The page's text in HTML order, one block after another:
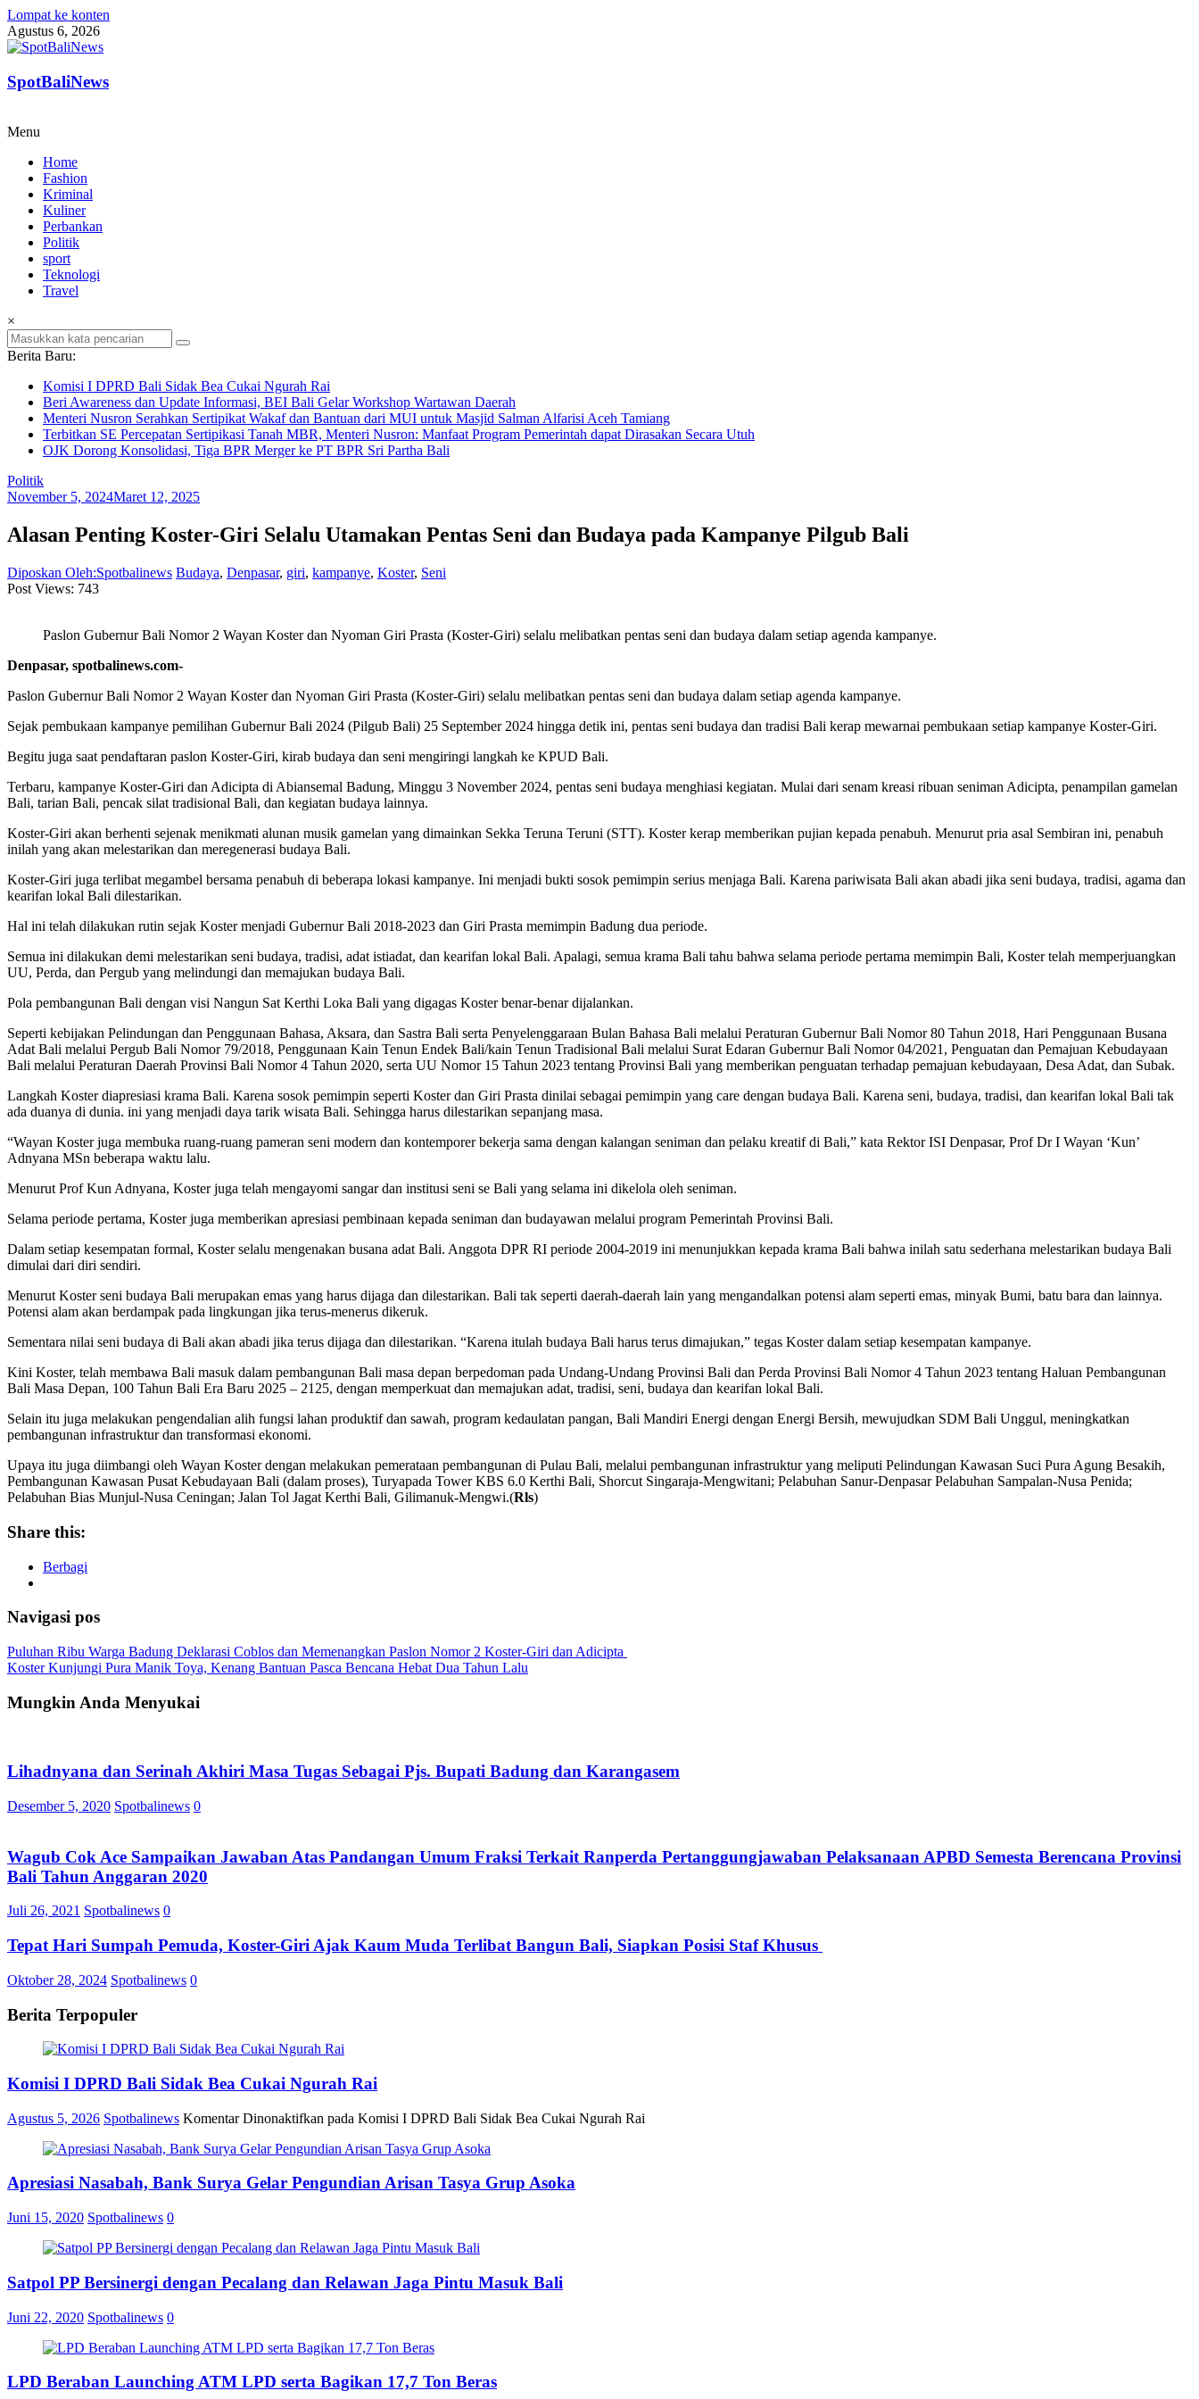
Lompat ke konten
Agustus 6, 2026
SpotBaliNews
Menu
Home
Fashion
Kriminal
Kuliner
Perbankan
Politik
sport
Teknologi
Travel
×
Berita Baru:
Komisi I DPRD Bali Sidak Bea Cukai Ngurah Rai
Beri Awareness dan Update Informasi, BEI Bali Gelar Workshop Wartawan Daerah
Menteri Nusron Serahkan Sertipikat Wakaf dan Bantuan dari MUI untuk Masjid Salman Alfarisi Aceh Tamiang
Terbitkan SE Percepatan Sertipikasi Tanah MBR, Menteri Nusron: Manfaat Program Pemerintah dapat Dirasakan Secara Utuh
OJK Dorong Konsolidasi, Tiga BPR Merger ke PT BPR Sri Partha Bali
Politik
November 5, 2024Maret 12, 2025
Alasan Penting Koster-Giri Selalu Utamakan Pentas Seni dan Budaya pada Kampanye Pilgub Bali
Diposkan Oleh:Spotbalinews Budaya, Denpasar, giri, kampanye, Koster, Seni
Post Views: 743
Paslon Gubernur Bali Nomor 2 Wayan Koster dan Nyoman Giri Prasta (Koster-Giri) selalu melibatkan pentas seni dan budaya dalam setiap agenda kampanye.
Denpasar, spotbalinews.com-
Paslon Gubernur Bali Nomor 2 Wayan Koster dan Nyoman Giri Prasta (Koster-Giri) selalu melibatkan pentas seni dan budaya dalam setiap agenda kampanye.
Sejak pembukaan kampanye pemilihan Gubernur Bali 2024 (Pilgub Bali) 25 September 2024 hingga detik ini, pentas seni budaya dan tradisi Bali kerap mewarnai pembukaan setiap kampanye Koster-Giri.
Begitu juga saat pendaftaran paslon Koster-Giri, kirab budaya dan seni mengiringi langkah ke KPUD Bali.
Terbaru, kampanye Koster-Giri dan Adicipta di Abiansemal Badung, Minggu 3 November 2024, pentas seni budaya menghiasi kegiatan. Mulai dari senam kreasi ribuan seniman Adicipta, penampilan gamelan
Bali, tarian Bali, pencak silat tradisional Bali, dan kegiatan budaya lainnya.
Koster-Giri akan berhenti sejenak menikmati alunan musik gamelan yang dimainkan Sekka Teruna Teruni (STT). Koster kerap memberikan pujian kepada penabuh. Menurut pria asal Sembiran ini, penabuh
inilah yang akan melestarikan dan meregenerasi budaya Bali.
Koster-Giri juga terlibat megambel bersama penabuh di beberapa lokasi kampanye. Ini menjadi bukti sosok pemimpin serius menjaga Bali. Karena pariwisata Bali akan abadi jika seni budaya, tradisi, agama dan
kearifan lokal Bali dilestarikan.
Hal ini telah dilakukan rutin sejak Koster menjadi Gubernur Bali 2018-2023 dan Giri Prasta memimpin Badung dua periode.
Semua ini dilakukan demi melestarikan seni budaya, tradisi, adat istiadat, dan kearifan lokal Bali. Apalagi, semua krama Bali tahu bahwa selama periode pertama memimpin Bali, Koster telah memperjuangkan
UU, Perda, dan Pergub yang melindungi dan memajukan budaya Bali.
Pola pembangunan Bali dengan visi Nangun Sat Kerthi Loka Bali yang digagas Koster benar-benar dijalankan.
Seperti kebijakan Pelindungan dan Penggunaan Bahasa, Aksara, dan Sastra Bali serta Penyelenggaraan Bulan Bahasa Bali melalui Peraturan Gubernur Bali Nomor 80 Tahun 2018, Hari Penggunaan Busana
Adat Bali melalui Pergub Bali Nomor 79/2018, Penggunaan Kain Tenun Endek Bali/kain Tenun Tradisional Bali melalui Surat Edaran Gubernur Bali Nomor 04/2021, Penguatan dan Pemajuan Kebudayaan
Bali melalui Peraturan Daerah Provinsi Bali Nomor 4 Tahun 2020, serta UU Nomor 15 Tahun 2023 tentang Provinsi Bali yang memberikan penguatan terhadap pemajuan kebudayaan, Desa Adat, dan Subak.
Langkah Koster diapresiasi krama Bali. Karena sosok pemimpin seperti Koster dan Giri Prasta dinilai sebagai pemimpin yang care dengan budaya Bali. Karena seni, budaya, tradisi, dan kearifan lokal Bali tak
ada duanya di dunia. ini yang menjadi daya tarik wisata Bali. Sehingga harus dilestarikan sepanjang masa.
“Wayan Koster juga membuka ruang-ruang pameran seni modern dan kontemporer bekerja sama dengan kalangan seniman dan pelaku kreatif di Bali,” kata Rektor ISI Denpasar, Prof Dr I Wayan ‘Kun’
Adnyana MSn beberapa waktu lalu.
Menurut Prof Kun Adnyana, Koster juga telah mengayomi sangar dan institusi seni se Bali yang selama ini dikelola oleh seniman.
Selama periode pertama, Koster juga memberikan apresiasi pembinaan kepada seniman dan budayawan melalui program Pemerintah Provinsi Bali.
Dalam setiap kesempatan formal, Koster selalu mengenakan busana adat Bali. Anggota DPR RI periode 2004-2019 ini menunjukkan kepada krama Bali bahwa inilah satu sederhana melestarikan budaya Bali
dimulai dari diri sendiri.
Menurut Koster seni budaya Bali merupakan emas yang harus dijaga dan dilestarikan. Bali tak seperti daerah-daerah lain yang mengandalkan potensi alam seperti emas, minyak Bumi, batu bara dan lainnya.
Potensi alam akan berdampak pada lingkungan jika terus-menerus dikeruk.
Sementara nilai seni budaya di Bali akan abadi jika terus dijaga dan dilestarikan. “Karena itulah budaya Bali harus terus dimajukan,” tegas Koster dalam setiap kesempatan kampanye.
Kini Koster, telah membawa Bali masuk dalam pembangunan Bali masa depan berpedoman pada Undang-Undang Provinsi Bali dan Perda Provinsi Bali Nomor 4 Tahun 2023 tentang Haluan Pembangunan
Bali Masa Depan, 100 Tahun Bali Era Baru 2025 – 2125, dengan memperkuat dan memajukan adat, tradisi, seni, budaya dan kearifan lokal Bali.
Selain itu juga melakukan pengendalian alih fungsi lahan produktif dan sawah, program kedaulatan pangan, Bali Mandiri Energi dengan Energi Bersih, mewujudkan SDM Bali Unggul, meningkatkan
pembangunan infrastruktur dan transformasi ekonomi.
Upaya itu juga diimbangi oleh Wayan Koster dengan melakukan pemerataan pembangunan di Pulau Bali, melalui pembangunan infrastruktur yang meliputi Pelindungan Kawasan Suci Pura Agung Besakih,
Pembangunan Kawasan Pusat Kebudayaan Bali (dalam proses), Turyapada Tower KBS 6.0 Kerthi Bali, Shorcut Singaraja-Mengwitani; Pelabuhan Sanur-Denpasar Pelabuhan Sampalan-Nusa Penida;
Pelabuhan Bias Munjul-Nusa Ceningan; Jalan Tol Jagat Kerthi Bali, Gilimanuk-Mengwi.(Rls)
Share this:
Berbagi
Navigasi pos
Puluhan Ribu Warga Badung Deklarasi Coblos dan Memenangkan Paslon Nomor 2 Koster-Giri dan Adicipta
Koster Kunjungi Pura Manik Toya, Kenang Bantuan Pasca Bencana Hebat Dua Tahun Lalu
Mungkin Anda Menyukai
Lihadnyana dan Serinah Akhiri Masa Tugas Sebagai Pjs. Bupati Badung dan Karangasem
Desember 5, 2020 Spotbalinews 0
Wagub Cok Ace Sampaikan Jawaban Atas Pandangan Umum Fraksi Terkait Ranperda Pertanggungjawaban Pelaksanaan APBD Semesta Berencana Provinsi
Bali Tahun Anggaran 2020
Juli 26, 2021 Spotbalinews 0
Tepat Hari Sumpah Pemuda, Koster-Giri Ajak Kaum Muda Terlibat Bangun Bali, Siapkan Posisi Staf Khusus
Oktober 28, 2024 Spotbalinews 0
Berita Terpopuler
Komisi I DPRD Bali Sidak Bea Cukai Ngurah Rai
Agustus 5, 2026 Spotbalinews Komentar Dinonaktifkan pada Komisi I DPRD Bali Sidak Bea Cukai Ngurah Rai
Apresiasi Nasabah, Bank Surya Gelar Pengundian Arisan Tasya Grup Asoka
Juni 15, 2020 Spotbalinews 0
Satpol PP Bersinergi dengan Pecalang dan Relawan Jaga Pintu Masuk Bali
Juni 22, 2020 Spotbalinews 0
LPD Beraban Launching ATM LPD serta Bagikan 17,7 Ton Beras